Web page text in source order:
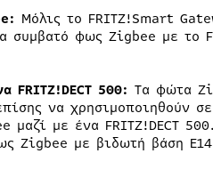
Μόλις το FRITZ!Smart
συμβατό φως Zigbee με το
FRITZ!DECT 500: Τα φώτα
να χρησιμοποιηθούν
με ένα FRITZ!DECT
Zigbee με βιδωτή βάση